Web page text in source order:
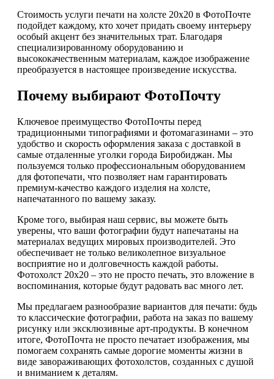
Стоимость услуги печати на холсте 20x20 в ФотоПочте
подойдет каждому, кто хочет придать своему интерьеру
особый акцент без значительных трат. Благодаря
специализированному оборудованию и
высококачественным материалам, каждое изображение
преобразуется в настоящее произведение искусства.
Почему выбирают ФотоПочту
Ключевое преимущество ФотоПочты перед
традиционными типографиями и фотомагазинами – это
удобство и скорость оформления заказа с доставкой в
самые отдаленные уголки города Биробиджан. Мы
пользуемся только профессиональным оборудованием
для фотопечати, что позволяет нам гарантировать
премиум-качество каждого изделия на холсте,
напечатанного по вашему заказу.
Кроме того, выбирая наш сервис, вы можете быть
уверены, что ваши фотографии будут напечатаны на
материалах ведущих мировых производителей. Это
обеспечивает не только великолепное визуальное
восприятие но и долговечность каждой работы.
Фотохолст 20х20 – это не просто печать, это вложение в
воспоминания, которые будут радовать вас много лет.
Мы предлагаем разнообразие вариантов для печати: будь
то классические фотографии, работа на заказ по вашему
рисунку или эксклюзивные арт-продукты. В конечном
итоге, ФотоПочта не просто печатает изображения, мы
помогаем сохранять самые дорогие моменты жизни в
виде завораживающих фотохолстов, созданных с душой
и вниманием к деталям.